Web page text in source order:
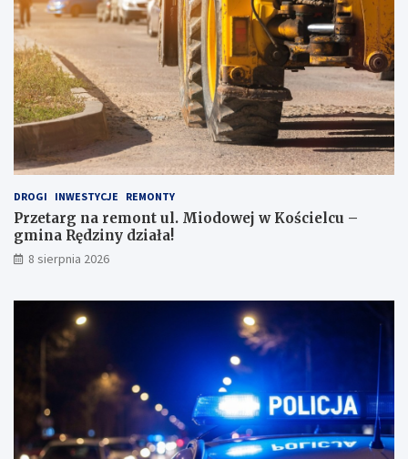
p
o
J
a
p
o
n
i
!
d
z
i
e
ż
o
w
e
DROGI INWESTYCJE REMONTY
Przetarg na remont ul. Miodowej w Kościelcu –
gmina Rędziny działa!
8 sierpnia 2026